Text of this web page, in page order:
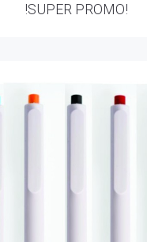
!SUPER PROMO!